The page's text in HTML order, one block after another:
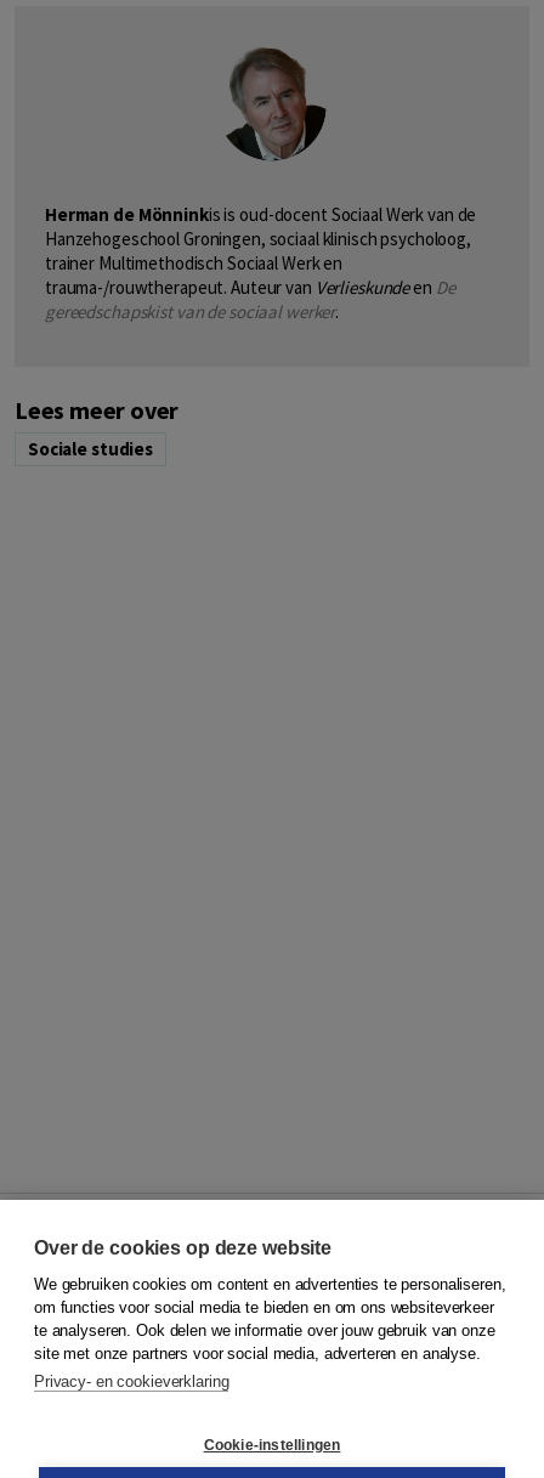
Herman de Mönninkis is oud-docent Sociaal Werk van de
Hanzehogeschool Groningen, sociaal klinisch psycholoog,
trainer Multimethodisch Sociaal Werk en
trauma-/rouwtherapeut. Auteur van Verlieskundeen De
gereedschapskist van de sociaal werker.
Lees meer over
Sociale studies
© 2026Koninklijke Boom uitgevers
Klantenservice
Service & informatie
Contact
Over de cookies op deze website
We gebruiken cookies om content en advertenties te personaliseren,
om functies voor social media te bieden en om ons websiteverkeer
te analyseren. Ook delen we informatie over jouw gebruik van onze
site met onze partners voor social media, adverteren en analyse.
Privacy- en cookieverklaring
Cookie-instellingen